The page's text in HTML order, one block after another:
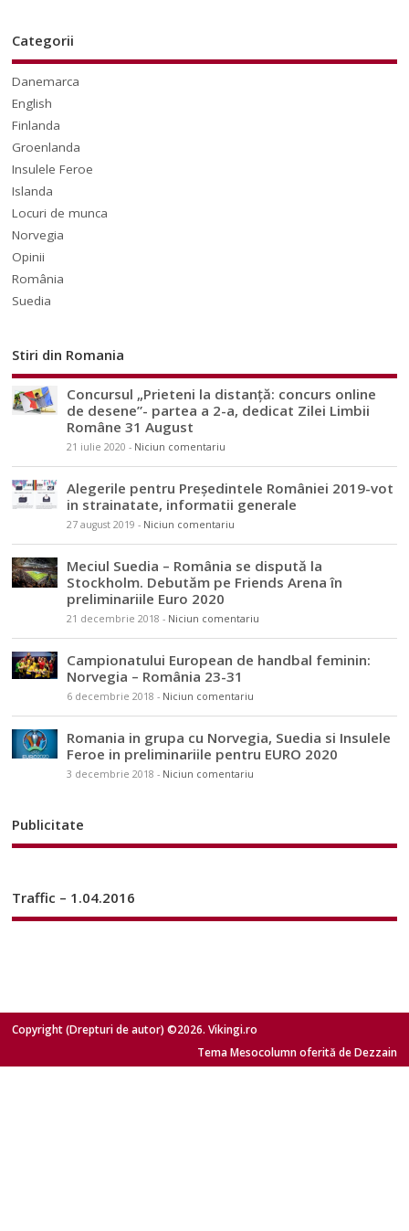
Categorii
Danemarca
English
Finlanda
Groenlanda
Insulele Feroe
Islanda
Locuri de munca
Norvegia
Opinii
România
Suedia
Stiri din Romania
Concursul „Prieteni la distanță: concurs online
de desene”- partea a 2-a, dedicat Zilei Limbii
Române 31 August
21 iulie 2020 - Niciun comentariu
Alegerile pentru Președintele României 2019-vot
in strainatate, informatii generale
27 august 2019 - Niciun comentariu
Meciul Suedia – România se dispută la
Stockholm. Debutăm pe Friends Arena în
preliminariile Euro 2020
21 decembrie 2018 - Niciun comentariu
Campionatului European de handbal feminin:
Norvegia – România 23-31
6 decembrie 2018 - Niciun comentariu
Romania in grupa cu Norvegia, Suedia si Insulele
Feroe in preliminariile pentru EURO 2020
3 decembrie 2018 - Niciun comentariu
Publicitate
Traffic – 1.04.2016
Copyright (Drepturi de autor) ©2026. Vikingi.ro
Tema Mesocolumn oferită de Dezzain